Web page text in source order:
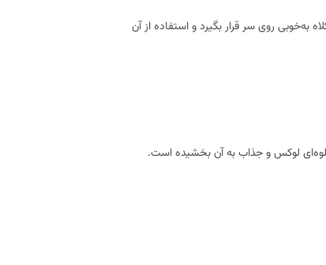
به‌خوبی روی سر قرار بگیرد و استفاده از آن
جلوه‌ای لوکس و جذاب به آن بخشیده است.